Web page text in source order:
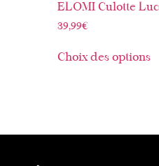
ELOMI Culotte
39,99€
Choix des options